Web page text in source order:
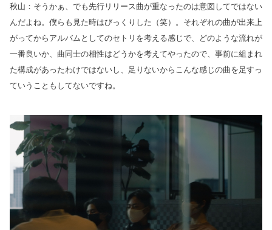
秋山：そうかぁ、でも先行リリース曲が重なったのは意図してではない
んだよね。僕らも見た時はびっくりした（笑）。それぞれの曲が出来上
がってからアルバムとしてのセトリを考える感じで、どのような流れが
一番良いか、曲同士の相性はどうかを考えてやったので、事前に組まれ
た構成があったわけではないし、足りないからこんな感じの曲を足すっ
ていうこともしてないですね。